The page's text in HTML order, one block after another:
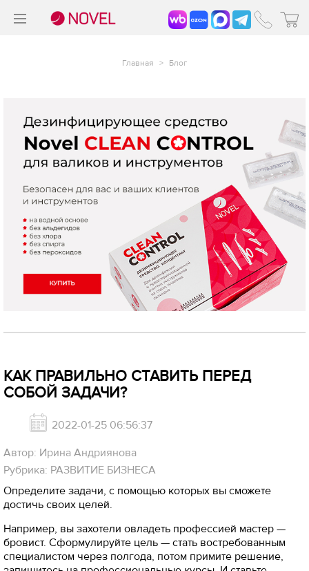
Главная > Блог
КАК ПРАВИЛЬНО СТАВИТЬ ПЕРЕД
СОБОЙ ЗАДАЧИ?
2022-01-25 06:56:37
Автор: Ирина Андриянова
Рубрика: РАЗВИТИЕ БИЗНЕСА
Определите задачи, с помощью которых вы сможете
достичь своих целей.
Например, вы захотели овладеть профессией мастер —
бровист. Сформулируйте цель — стать востребованным
специалистом через полгода, потом примите решение,